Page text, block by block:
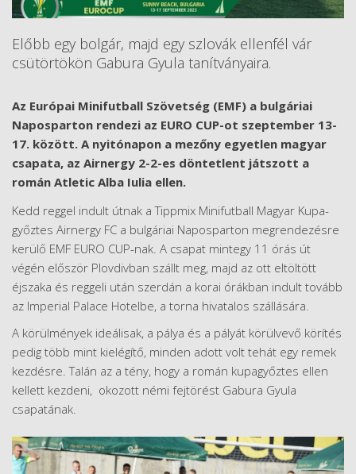
Előbb egy bolgár, majd egy szlovák ellenfél vár
csütörtökön Gabura Gyula tanítványaira.
Az Európai Minifutball Szövetség (EMF) a bulgáriai
Naposparton rendezi az EURO CUP-ot szeptember 13-
17. között. A nyitónapon a mezőny egyetlen magyar
csapata, az Airnergy 2-2-es döntetlent játszott a
román Atletic Alba Iulia ellen.
Kedd reggel indult útnak a Tippmix Minifutball Magyar Kupa-
győztes Airnergy FC a bulgáriai Naposparton megrendezésre
kerülő EMF EURO CUP-nak. A csapat mintegy 11 órás út
végén először Plovdivban szállt meg, majd az ott eltöltött
éjszaka és reggeli után szerdán a korai órákban indult tovább
az Imperial Palace Hotelbe, a torna hivatalos szállására.
A körülmények ideálisak, a pálya és a pályát körülvevő körítés
pedig több mint kielégítő, minden adott volt tehát egy remek
kezdésre. Talán az a tény, hogy a román kupagyőztes ellen
kellett kezdeni, okozott némi fejtörést Gabura Gyula
csapatának.